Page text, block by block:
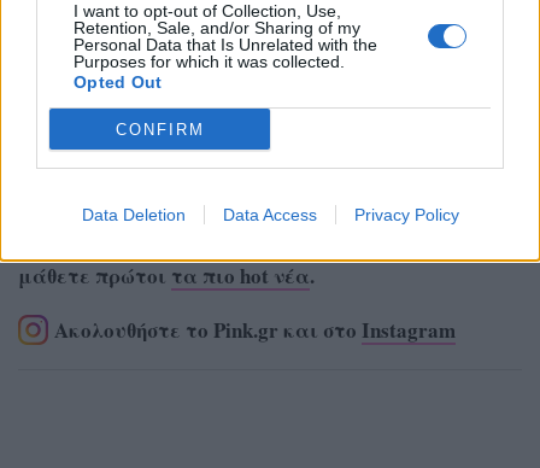
I want to opt-out of Collection, Use,
Retention, Sale, and/or Sharing of my
Personal Data that Is Unrelated with the
Purposes for which it was collected.
Opted Out
CONFIRM
Data Deletion Data Access Privacy Policy
μάθετε πρώτοι τα πιο hot νέα.
Ακολουθήστε το Pink.gr και στο Instagram